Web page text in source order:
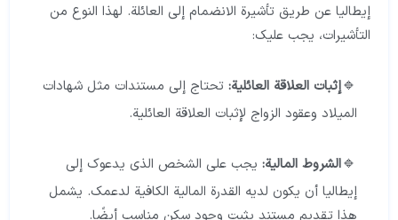
إيطاليا عن طريق تأشيرة الانضمام إلى العائلة. لهذا النوع من
التأشيرات، يجب عليك:
إثبات العلاقة العائلية: تحتاج إلى مستندات مثل شهادات
الميلاد وعقود الزواج لإثبات العلاقة العائلية.
الشروط المالية: يجب على الشخص الذي يدعوك إلى
إيطاليا أن يكون لديه القدرة المالية الكافية لدعمك. يشمل